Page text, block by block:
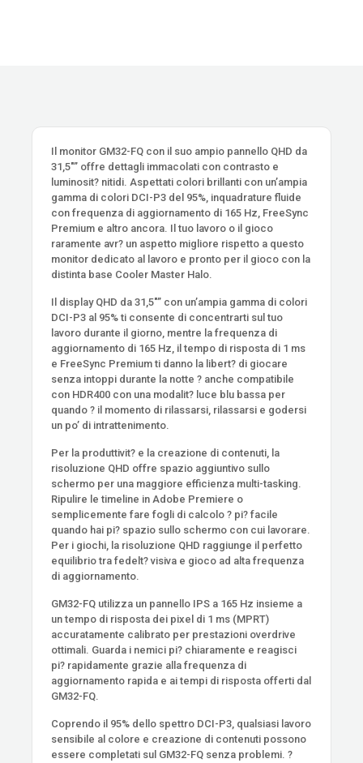
Il monitor GM32-FQ con il suo ampio pannello QHD da
31,5″” offre dettagli immacolati con contrasto e
luminosit? nitidi. Aspettati colori brillanti con un’ampia
gamma di colori DCI-P3 del 95%, inquadrature fluide
con frequenza di aggiornamento di 165 Hz, FreeSync
Premium e altro ancora. Il tuo lavoro o il gioco
raramente avr? un aspetto migliore rispetto a questo
monitor dedicato al lavoro e pronto per il gioco con la
distinta base Cooler Master Halo.
Il display QHD da 31,5″” con un’ampia gamma di colori
DCI-P3 al 95% ti consente di concentrarti sul tuo
lavoro durante il giorno, mentre la frequenza di
aggiornamento di 165 Hz, il tempo di risposta di 1 ms
e FreeSync Premium ti danno la libert? di giocare
senza intoppi durante la notte ? anche compatibile
con HDR400 con una modalit? luce blu bassa per
quando ? il momento di rilassarsi, rilassarsi e godersi
un po’ di intrattenimento.
Per la produttivit? e la creazione di contenuti, la
risoluzione QHD offre spazio aggiuntivo sullo
schermo per una maggiore efficienza multi-tasking.
Ripulire le timeline in Adobe Premiere o
semplicemente fare fogli di calcolo ? pi? facile
quando hai pi? spazio sullo schermo con cui lavorare.
Per i giochi, la risoluzione QHD raggiunge il perfetto
equilibrio tra fedelt? visiva e gioco ad alta frequenza
di aggiornamento.
GM32-FQ utilizza un pannello IPS a 165 Hz insieme a
un tempo di risposta dei pixel di 1 ms (MPRT)
accuratamente calibrato per prestazioni overdrive
ottimali. Guarda i nemici pi? chiaramente e reagisci
pi? rapidamente grazie alla frequenza di
aggiornamento rapida e ai tempi di risposta offerti dal
GM32-FQ.
Coprendo il 95% dello spettro DCI-P3, qualsiasi lavoro
sensibile al colore e creazione di contenuti possono
essere completati sul GM32-FQ senza problemi. ?